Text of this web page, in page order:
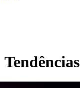
Tendências